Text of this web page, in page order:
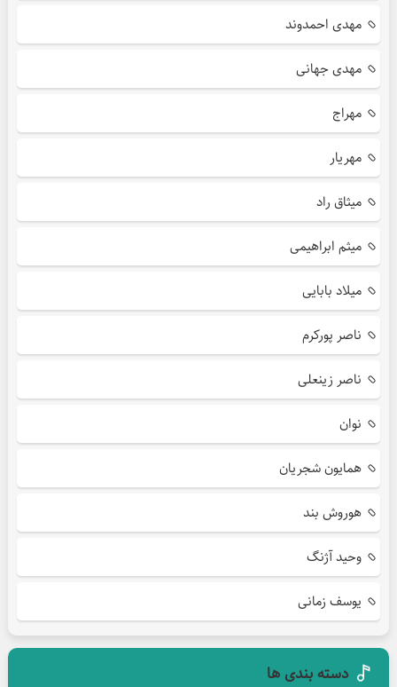
مهدی احمدوند
مهدی جهانی
مهراج
مهریار
میثاق راد
میثم ابراهیمی
میلاد بابایی
ناصر پورکرم
ناصر زینعلی
نوان
همایون شجریان
هوروش بند
وحید آژنگ
یوسف زمانی
دسته بندی ها